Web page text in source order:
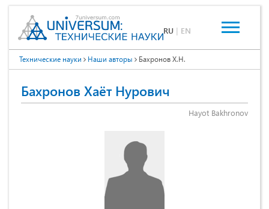
RU | EN
Технические науки Наши авторы Бахронов Х.Н.
Бахронов Хаёт Нурович
Hayot Bakhronov